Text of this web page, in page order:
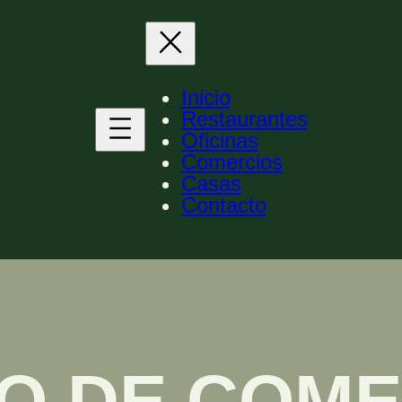
Inicio
Restaurantes
Oficinas
Comercios
Casas
Contacto